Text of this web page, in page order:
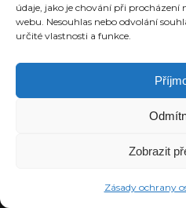
údaje, jako je chování při procházení
webu. Nesouhlas nebo odvolání
určité vlastnosti a funkce.
Zobrazit
Zásady ochrany